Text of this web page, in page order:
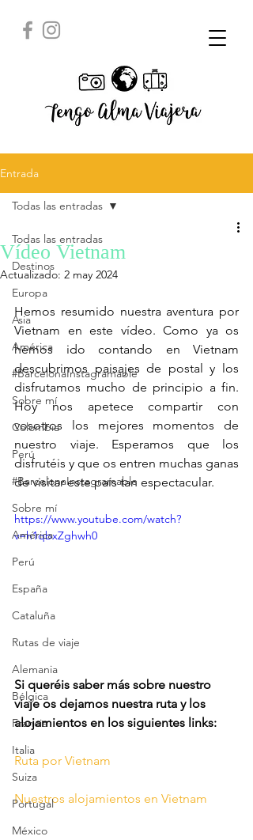
Entrada
Todas las entradas
Destinos
Europa
Asia
América
#BarcelonaInstagramable
Sobre mí
Colombia
Perú
#BarcelonaInstagramable
Sobre mí
América
Perú
España
Cataluña
Rutas de viaje
Alemania
Bélgica
Francia
Italia
Suiza
Portugal
México
Todas las entradas
Vídeo Vietnam
Actualizado: 2 may 2024
Hemos resumido nuestra aventura por
Vietnam en este vídeo. Como ya os
hemos ido contando en Vietnam
descubrimos paisajes de postal y los
disfrutamos mucho de principio a fin.
Hoy nos apetece compartir con
vosotros los mejores momentos de
nuestro viaje. Esperamos que los
disfrutéis y que os entren muchas ganas
de visitar este país tan espectacular.
https://www.youtube.com/watch?
v=h1qbxZghwh0
Si queréis saber más sobre nuestro
viaje os dejamos nuestra ruta y los
alojamientos en los siguientes links:
Ruta por Vietnam
Nuestros alojamientos en Vietnam